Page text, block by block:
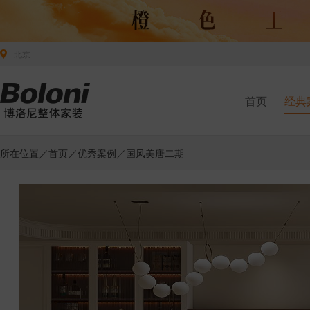
首页 经典
所在位置／首页 ／优秀案例 ／国风美唐二期